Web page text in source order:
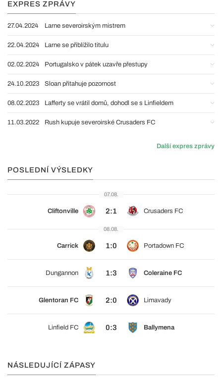
EXPRES ZPRÁVY
27.04.2024 Larne severoirským mistrem
22.04.2024 Larne se přiblížilo titulu
02.02.2024 Portugalsko v pátek uzavře přestupy
24.10.2023 Sloan přitahuje pozornost
08.02.2023 Lafferty se vrátil domů, dohodl se s Linfieldem
11.03.2022 Rush kupuje severoirské Crusaders FC
Další expres zprávy
POSLEDNÍ VÝSLEDKY
07.08.
Cliftonville 2:1 Crusaders FC
08.08.
Carrick 1:0 Portadown FC
Dungannon 1:3 Coleraine FC
Glentoran FC 2:0 Limavady
Linfield FC 0:3 Ballymena
NÁSLEDUJÍCÍ ZÁPASY